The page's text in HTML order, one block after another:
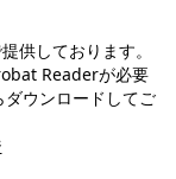
供しております。
Readerが必要
ウンロードしてご